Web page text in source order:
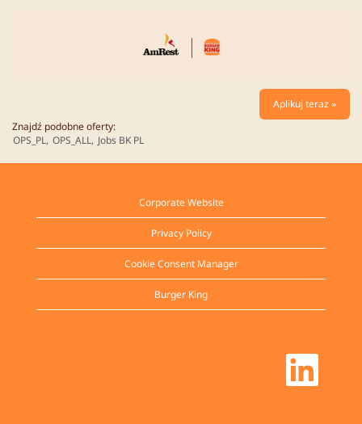
Aplikuj teraz »
Znajdź podobne oferty:
OPS_PL, OPS_ALL, Jobs BK PL
Corporate Website
Privacy Policy
Cookie Consent Manager
Burger King
O